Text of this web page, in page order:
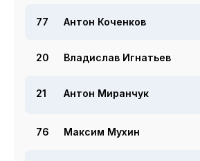
77 Антон Коченков
20 Владислав Игнатьев
21 Антон Миранчук
76 Максим Мухин